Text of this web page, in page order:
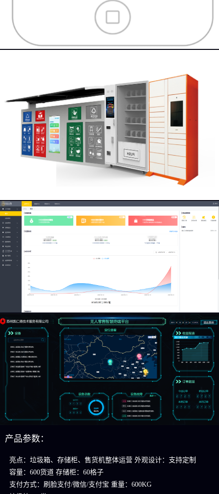
产品参数：
亮点：垃圾箱、存储柜、售货机整体运营 外观设计：支持定制
容量：600货道 存储柜：60格子
支付方式：刷脸支付/微信/支付宝 重量：600KG